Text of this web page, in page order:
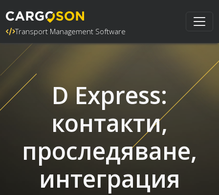
Transport Management Software
D Express:
контакти,
проследяване,
интеграция